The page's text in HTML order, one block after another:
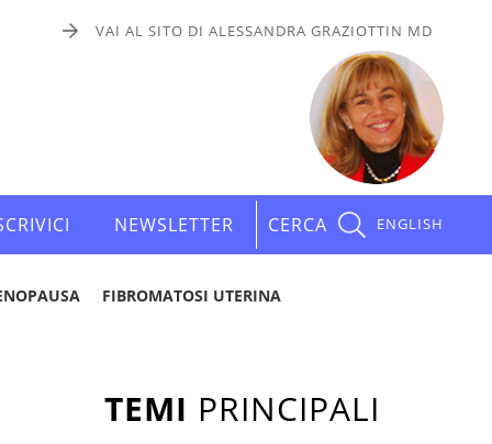
VAI AL SITO DI ALESSANDRA GRAZIOTTIN MD
NEWSLETTER CERCA ENGLISH
FIBROMATOSI UTERINA
TEMI PRINCIPALI